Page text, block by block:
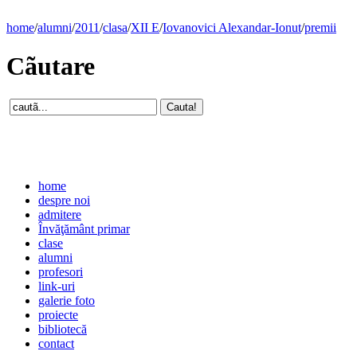
home/alumni/2011/clasa/XII E/Iovanovici Alexandar-Ionut/premii
Cãutare
home
despre noi
admitere
Învăţământ primar
clase
alumni
profesori
link-uri
galerie foto
proiecte
bibliotecă
contact